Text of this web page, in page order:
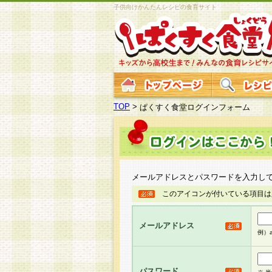
子供向けかんたんレシピの食育サイト
TOP >ぱくすく食堂ログインフォーム
メールアドレスとパスワードを入力し
このアイコンが付いている項目
メールアドレス
例）